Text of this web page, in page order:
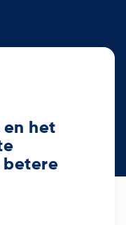
en het
betere